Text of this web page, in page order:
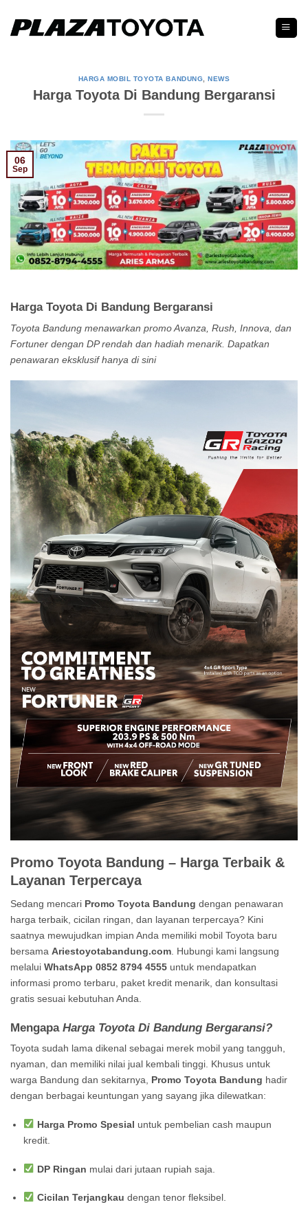
content
HARGA MOBIL TOYOTA BANDUNG ,NEWS
Harga Toyota Di Bandung Bergaransi
06
Sep
Harga Toyota Di Bandung Bergaransi
Toyota Bandung menawarkan promo Avanza, Rush, Innova, dan
Fortuner dengan DP rendah dan hadiah menarik. Dapatkan
penawaran eksklusif hanya di sini
Promo Toyota Bandung – Harga Terbaik &
Layanan Terpercaya
Sedang mencari Promo Toyota Bandung dengan penawaran
harga terbaik, cicilan ringan, dan layanan terpercaya? Kini
saatnya mewujudkan impian Anda memiliki mobil Toyota baru
bersama Ariestoyotabandung.com . Hubungi kami langsung
melalui WhatsApp 0852 8794 4555 untuk mendapatkan
informasi promo terbaru, paket kredit menarik, dan konsultasi
gratis sesuai kebutuhan Anda.
Mengapa Harga Toyota Di Bandung Bergaransi?
Toyota sudah lama dikenal sebagai merek mobil yang tangguh,
nyaman, dan memiliki nilai jual kembali tinggi. Khusus untuk
warga Bandung dan sekitarnya, Promo Toyota Bandung hadir
dengan berbagai keuntungan yang sayang jika dilewatkan:
Harga Promo Spesial untuk pembelian cash maupun
kredit.
DP Ringan mulai dari jutaan rupiah saja.
Cicilan Terjangkau dengan tenor fleksibel.